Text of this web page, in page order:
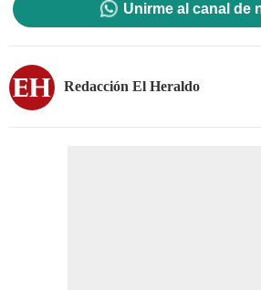
Unirme al canal de
Redacción El Heraldo